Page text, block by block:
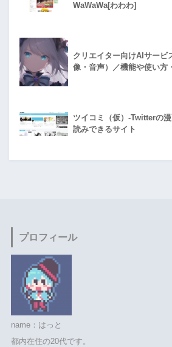
WaWaWa[わわわ]
クリエイター向けAIサービ
像・音声）／機能や使い方
ツイコミ（仮）-Twitterの
読みできるサイト
プロフィール
name：はっと
都内在住の20代です。